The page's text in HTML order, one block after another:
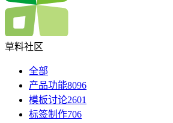
草料社区
全部
产品功能8096
模板讨论2601
标签制作706